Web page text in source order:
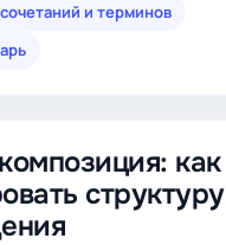
и терминов
как
структуру